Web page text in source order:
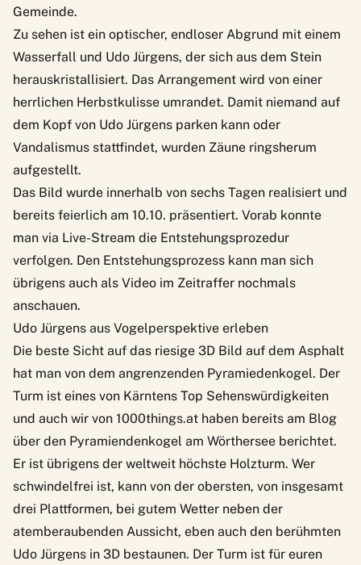
Gemeinde.
Zu sehen ist ein optischer, endloser Abgrund mit einem
Wasserfall und Udo Jürgens, der sich aus dem Stein
herauskristallisiert. Das Arrangement wird von einer
herrlichen Herbstkulisse umrandet. Damit niemand auf
dem Kopf von Udo Jürgens parken kann oder
Vandalismus stattfindet, wurden Zäune ringsherum
aufgestellt.
Das Bild wurde innerhalb von sechs Tagen realisiert und
bereits feierlich am 10.10. präsentiert. Vorab konnte
man via Live-Stream die Entstehungsprozedur
verfolgen. Den Entstehungsprozess kann man sich
übrigens auch als Video im Zeitraffer nochmals
anschauen.
Udo Jürgens aus Vogelperspektive erleben
Die beste Sicht auf das riesige 3D Bild auf dem Asphalt
hat man von dem angrenzenden Pyramiedenkogel. Der
Turm ist eines von Kärntens Top Sehenswürdigkeiten
und auch wir von 1000things.at haben bereits am Blog
über den Pyramiendenkogel am Wörthersee berichtet.
Er ist übrigens der weltweit höchste Holzturm. Wer
schwindelfrei ist, kann von der obersten, von insgesamt
drei Plattformen, bei gutem Wetter neben der
atemberaubenden Aussicht, eben auch den berühmten
Udo Jürgens in 3D bestaunen. Der Turm ist für euren